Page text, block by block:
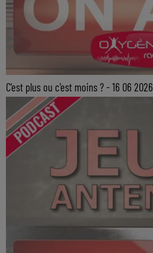
C'est plus ou c'est moins ? - 16 06 2026